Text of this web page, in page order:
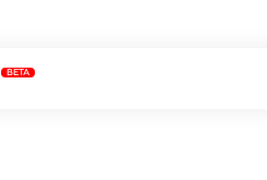
BETA